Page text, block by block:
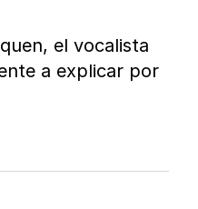
el vocalista
a explicar por